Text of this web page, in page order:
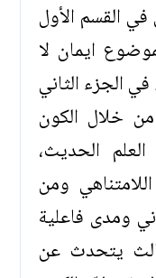
القسم الأول
ايمان لا
الجزء الثاني
خلال الكون
الحديث،
ومن
ومدى فاعلية
يتحدث عن